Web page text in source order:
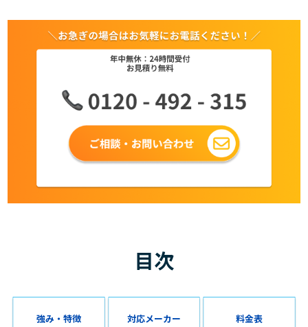
目次
強み・特徴 対応メーカー 料金表